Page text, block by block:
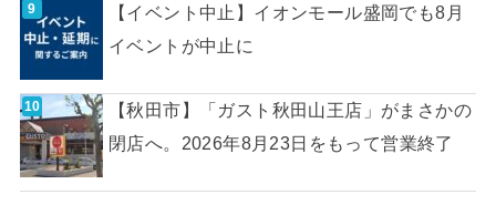
【イベント中止】イオンモール盛岡でも8月
イベントが中止に
【秋田市】「ガスト秋田山王店」がまさかの
閉店へ。2026年8月23日をもって営業終了